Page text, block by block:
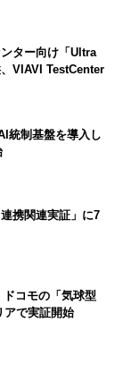
ター向け「Ultra
VIAVI TestCenter
統制基盤を導入し
携関連実証」に7
コモの「気球型
アで実証開始